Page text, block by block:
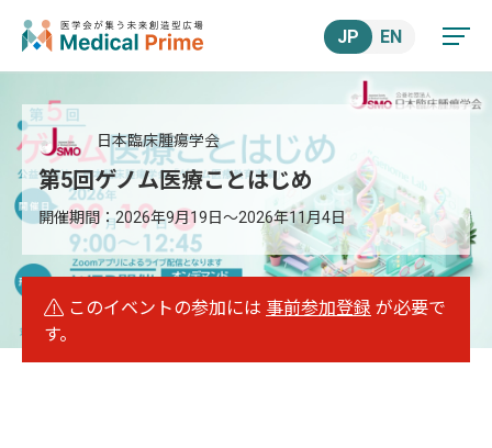
JP EN
日本臨床腫瘍学会
第5回ゲノム医療ことはじめ
開催期間：2026年9月19日～2026年11月4日
このイベントの参加には 事前参加登録 が必要で
す。